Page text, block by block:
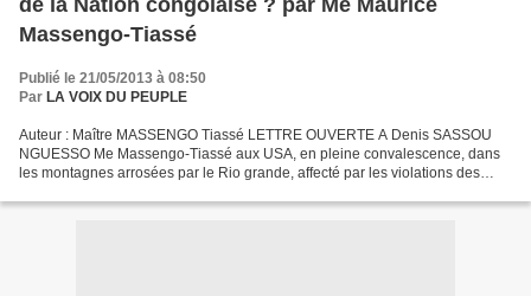
de la Nation congolaise ? par Me Maurice
Massengo-Tiassé
Publié le 21/05/2013 à 08:50
Par LA VOIX DU PEUPLE
Auteur : Maître MASSENGO Tiassé LETTRE OUVERTE A Denis SASSOU
NGUESSO Me Massengo-Tiassé aux USA, en pleine convalescence, dans
les montagnes arrosées par le Rio grande, affecté par les violations des